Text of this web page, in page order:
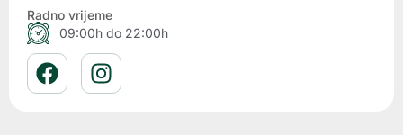
Radno vrijeme
09:00h do 22:00h